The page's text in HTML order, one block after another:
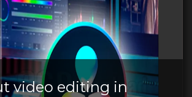
video editing in